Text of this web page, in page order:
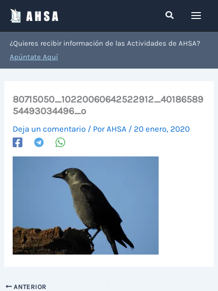
contenido
Buscar
¿Quieres recibir información de las Actividades de AHSA?
Apúntate Aquí
80715050_10220060642522912_40186589
54493034496_o
Deja un comentario / Por AHSA / 20 enero, 2020
ANTERIOR